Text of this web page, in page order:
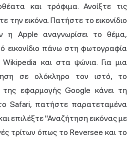
και τρόφιμα. Ανοίξτε τις
την εικόνα. Πατήστε το εικονίδιο
η Apple αναγνωρίσει το θέμα,
εικονίδιο πάνω στη φωτογραφία
και στα ψώνια. Για μια
σε ολόκληρο τον ιστό, το
της εφαρμογής Google κάνει τη
Safari, πατήστε παρατεταμένα
επιλέξτε "Αναζήτηση εικόνας με
τρίτων όπως το Reversee και το